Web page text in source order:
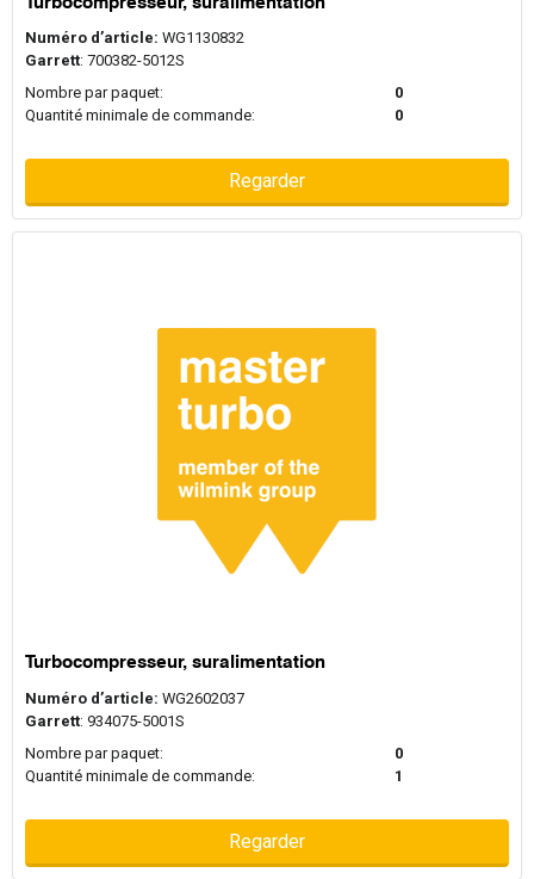
Numéro d’article: WG1130832
Garrett: 700382-5012S
Nombre par paquet:
0
Quantité minimale de commande:
0
Regarder
Turbocompresseur, suralimentation
Numéro d’article: WG2602037
Garrett: 934075-5001S
Nombre par paquet:
0
Quantité minimale de commande:
1
Regarder